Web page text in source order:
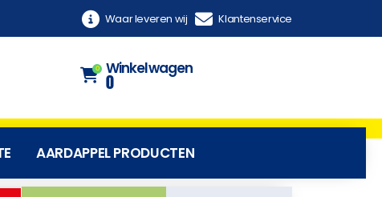
Waar leveren wij Klantenservice
0 Winkelwagen
0
AARDAPPEL PRODUCTEN